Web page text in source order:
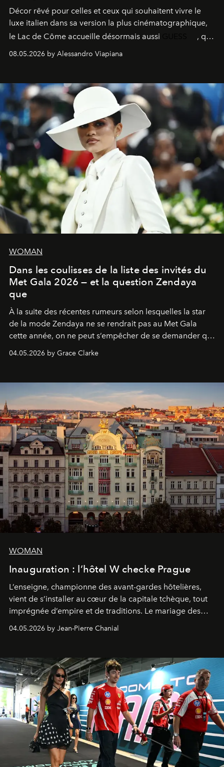
Décor rêvé pour celles et ceux qui souhaitent vivre le
luxe italien dans sa version la plus cinématographique,
le Lac de Côme accueille désormais aussi
, qui
signe un takeover entre boutiques, hôtels, bateaux et
fragrances. L’une des opérations de style les plus
08.05.2026 by Alessandro Viapiana
WOMAN
Dans les coulisses de la liste des invités du
Met Gala 2026 — et la question Zendaya
que
À la suite des récentes rumeurs selon lesquelles la star
de la mode Zendaya ne se rendrait pas au Met Gala
cette année, on ne peut s’empêcher de se demander qui
sera présent.
04.05.2026 by Grace Clarke
WOMAN
Inauguration : l’hôtel W checke Prague
L’enseigne, championne des avant-gardes hôtelières,
vient de s’installer au cœur de la capitale tchèque, tout
imprégnée d’empire et de traditions. Le mariage des
extrêmes fait merveille.
04.05.2026 by Jean-Pierre Chanial